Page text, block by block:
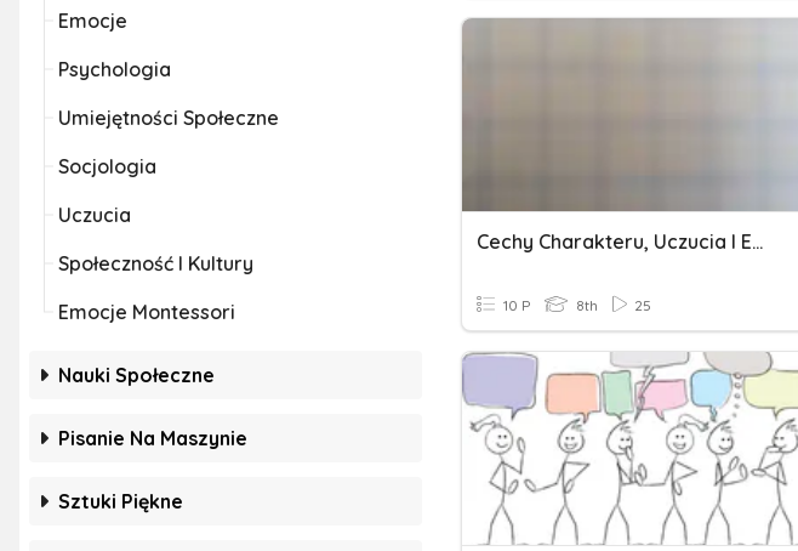
Emocje
Psychologia
Umiejętności Społeczne
Socjologia
Uczucia
Społeczność I Kultury
Emocje Montessori
Nauki Społeczne
Pisanie Na Maszynie
Sztuki Piękne
Cechy Charakteru, Uczucia I Emocje
10 P 8th 25